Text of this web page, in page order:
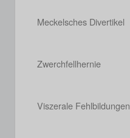
Meckelsches Divertikel
Zwerchfellhernie
Viszerale Fehlbildungen